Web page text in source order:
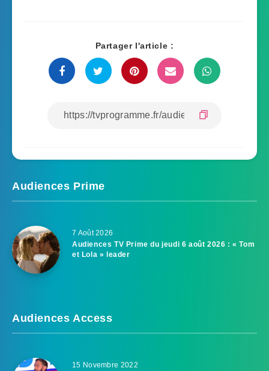
Partager l'article :
Audiences Prime
7 Août 2026
Audiences TV Prime du jeudi 6 août 2026 : « Tom
et Lola » leader
Audiences Access
15 Novembre 2022